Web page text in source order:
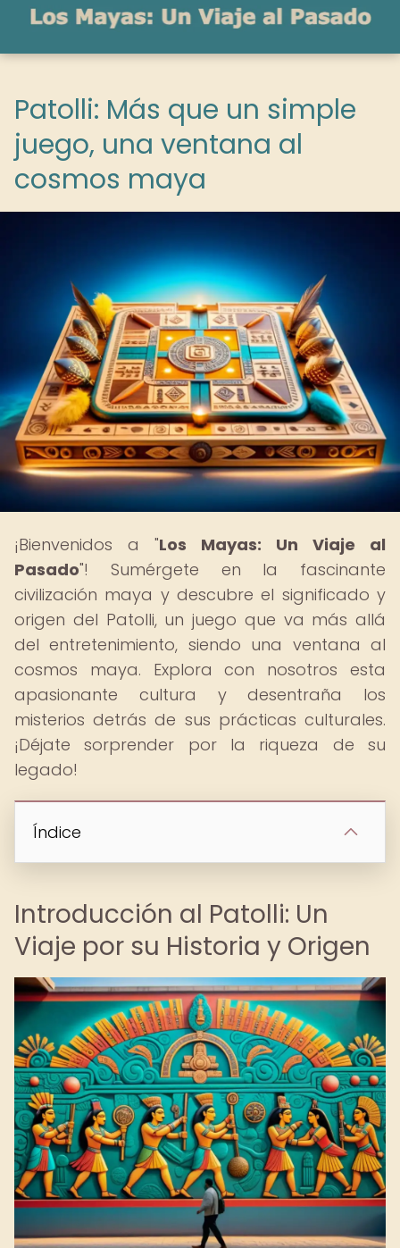
Patolli: Más que un simple
juego, una ventana al
cosmos maya
¡Bienvenidos a "Los Mayas: Un Viaje al
Pasado"! Sumérgete en la fascinante
civilización maya y descubre el significado y
origen del Patolli, un juego que va más allá
del entretenimiento, siendo una ventana al
cosmos maya. Explora con nosotros esta
apasionante cultura y desentraña los
misterios detrás de sus prácticas culturales.
¡Déjate sorprender por la riqueza de su
legado!
Índice
Introducción al Patolli: Un
Viaje por su Historia y Origen